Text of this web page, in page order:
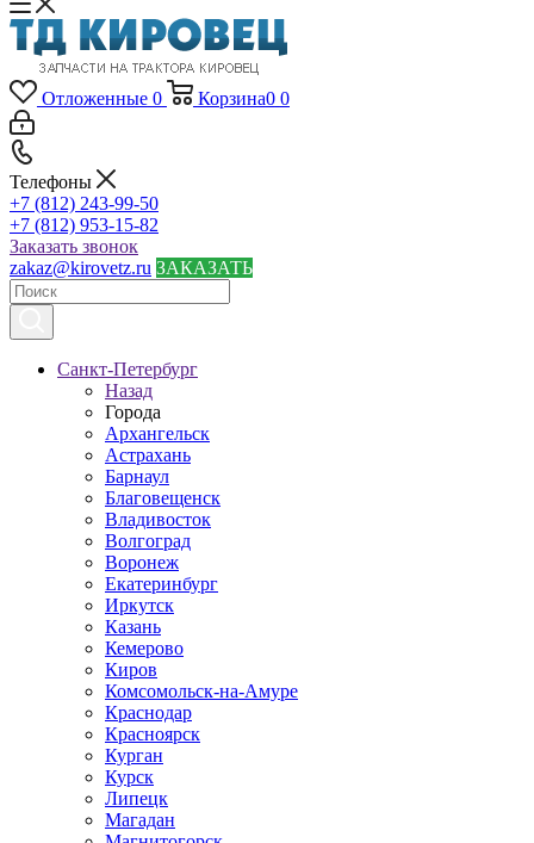
Отложенные 0 Корзина0 0
Телефоны
+7 (812) 243-99-50
+7 (812) 953-15-82
Заказать звонок
zakaz@kirovetz.ru ЗАКАЗАТЬ
Санкт-Петербург
Назад
Города
Архангельск
Астрахань
Барнаул
Благовещенск
Владивосток
Волгоград
Воронеж
Екатеринбург
Иркутск
Казань
Кемерово
Киров
Комсомольск-на-Амуре
Краснодар
Красноярск
Курган
Курск
Липецк
Магадан